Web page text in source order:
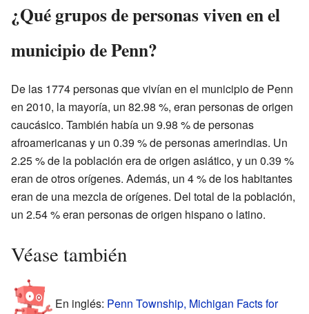
¿Qué grupos de personas viven en el
municipio de Penn?
De las 1774 personas que vivían en el municipio de Penn
en 2010, la mayoría, un 82.98 %, eran personas de origen
caucásico. También había un 9.98 % de personas
afroamericanas y un 0.39 % de personas amerindias. Un
2.25 % de la población era de origen asiático, y un 0.39 %
eran de otros orígenes. Además, un 4 % de los habitantes
eran de una mezcla de orígenes. Del total de la población,
un 2.54 % eran personas de origen hispano o latino.
Véase también
En inglés: Penn Township, Michigan Facts for